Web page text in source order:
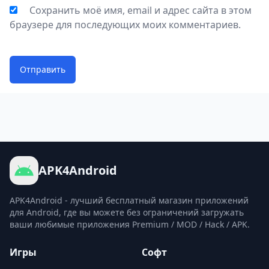
Сохранить моё имя, email и адрес сайта в этом
браузере для последующих моих комментариев.
Отправить
APK4Android
APK4Android - лучший бесплатный магазин приложений
для Android, где вы можете без ограничений загружать
ваши любимые приложения Premium / MOD / Hack / APK.
Игры Софт